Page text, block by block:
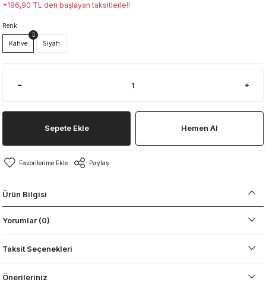
*196,90 TL den başlayan taksitlerle!!
Renk
Kahve Siyah
Sepete Ekle Hemen Al
Paylaş
Ürün Bilgisi
Yorumlar (0)
Taksit Seçenekleri
Önerileriniz